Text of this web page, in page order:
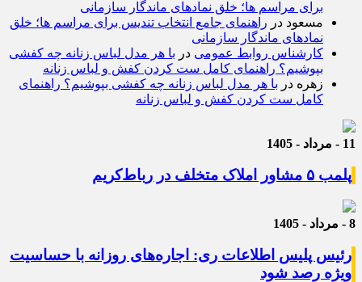
برای مراسم ها؛ خلق نمادهای ماندگار سازمانی
مسعود در راهنمای جامع انتخاب تندیس برای مراسم ها؛ خلق
نمادهای ماندگار سازمانی
کارشناس روابط عمومی در با هر مدل لباس زنانه چه کفشی
بپوشیم؟ راهنمای کامل ست کردن کفش و لباس زنانه
زهره در با هر مدل لباس زنانه چه کفشی بپوشیم؟ راهنمای
کامل ست کردن کفش و لباس زنانه
11 - مرداد - 1405
پلمب ۵ مشاور املاک متخلف در رباط‌کریم
8 - مرداد - 1405
رئیس پلیس اطلاعات ری: اجاره‌های روزانه با حساسیت
ویژه رصد شود